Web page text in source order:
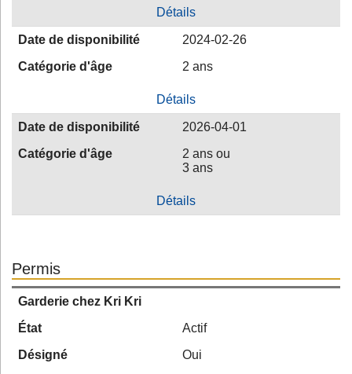
Détails
Date de disponibilité
2024-02-26
Catégorie d'âge
2 ans
Détails
Date de disponibilité
2026-04-01
Catégorie d'âge
2 ans ou
3 ans
Détails
Permis
Garderie chez Kri Kri
État
Actif
Désigné
Oui